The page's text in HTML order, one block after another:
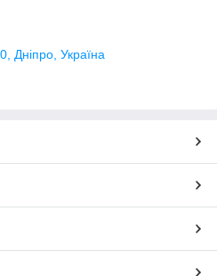
Дніпро, Україна